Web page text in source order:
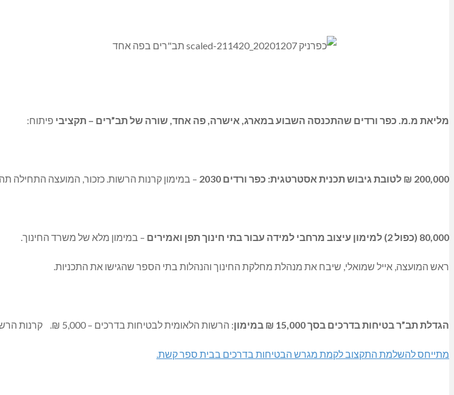
מליאת מ.מ. כפר ורדים שהתכנסה השבוע במארג, אישרה, פה אחד, שורה של תב”רים – תקציבי פיתוח:
200,000 ₪ לטובת גיבוש תכנית אסטרטגית: כפר ורדים 2030 – במימון קרנות הרשות. כזכור, המועצה התחילה
80,000 (כפול 2) למימון עיצוב מרחבי למידה עבור בתי חינוך תפן ואמירים – במימון מלא של משרד החינוך.
ראש המועצה, אייל שמואלי, שיבח את מנהלת מחלקת החינוך והנהלות בתי הספר שהגישו את התכניות.
הגדלת תב”ר בטיחות בדרכים בסך 15,000 ₪ במימון : הרשות הלאומית לבטיחות בדרכים – 5,000 ₪. קרנות הרשות – 10,000 ₪.
מתייחס להשלמת התקצוב לקמת מגרש הבטיחות בדרכים בבית ספר קשת.